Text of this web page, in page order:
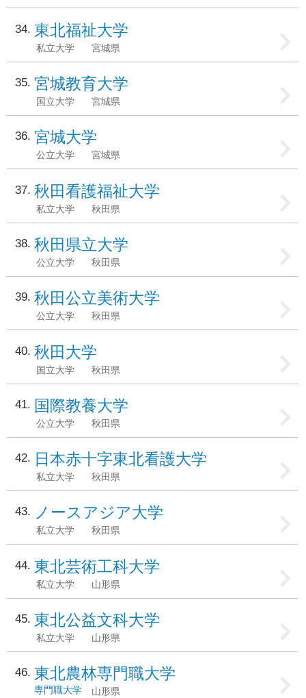
34 東北福祉大学
私立大学 宮城県
35 宮城教育大学
国立大学 宮城県
36 宮城大学
公立大学 宮城県
37 秋田看護福祉大学
私立大学 秋田県
38 秋田県立大学
公立大学 秋田県
39 秋田公立美術大学
公立大学 秋田県
40 秋田大学
国立大学 秋田県
41 国際教養大学
公立大学 秋田県
42 日本赤十字東北看護大学
私立大学 秋田県
43 ノースアジア大学
私立大学 秋田県
44 東北芸術工科大学
私立大学 山形県
45 東北公益文科大学
私立大学 山形県
46 東北農林専門職大学
山形県
専門職大学